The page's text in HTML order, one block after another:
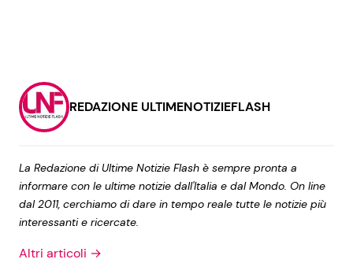
REDAZIONE ULTIMENOTIZIEFLASH
La Redazione di Ultime Notizie Flash è sempre pronta a
informare con le ultime notizie dall'Italia e dal Mondo. On line
dal 2011, cerchiamo di dare in tempo reale tutte le notizie più
interessanti e ricercate.
Altri articoli →